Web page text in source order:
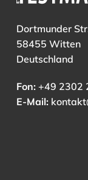
Dortmunder
58455 Witten
Deutschland
Fon:+49 2302
E-Mail: